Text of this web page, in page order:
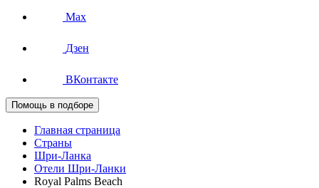
Max
Дзен
ВКонтакте
Помощь в подборе
Главная страница
Страны
Шри-Ланка
Отели Шри-Ланки
Royal Palms Beach